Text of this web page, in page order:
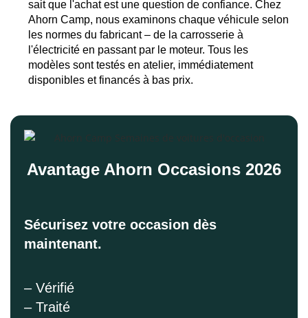
sait que l'achat est une question de confiance. Chez
Ahorn Camp, nous examinons chaque véhicule selon
les normes du fabricant – de la carrosserie à
l'électricité en passant par le moteur. Tous les
modèles sont testés en atelier, immédiatement
disponibles et financés à bas prix.
Avantage Ahorn Occasions 2026
Sécurisez votre occasion dès
maintenant.
– Vérifié
– Traité